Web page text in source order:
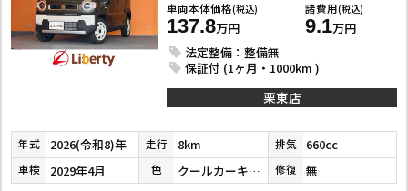
車両本体価格(税込)
137.8万円
諸費用(税込)
9.1万円
法定整備：整備無
保証付 (1ヶ月・1000km )
栗東店
年式 2026(令和8)年 走行 8km 排気 660cc
車検 2029年4月 色 クールカーキパールメタリック／ソフトベージュメタリック 修復 無